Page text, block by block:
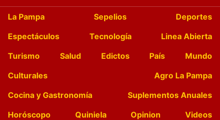
La Pampa Sepelios
Deportes
Espectáculos
Tecnología
Linea Abierta
Turismo
Salud Edictos País
Mundo
Culturales
Agro La Pampa
Cocina y Gastronomía
Suplementos Anuales
Horóscopo
Quiniela Opinion
Videos